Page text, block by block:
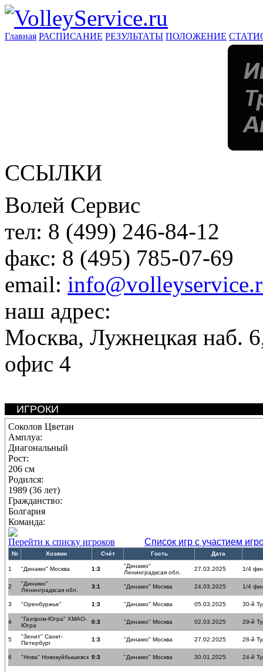
Главная РАСПИСАНИЕ РЕЗУЛЬТАТЫ ПОЛОЖЕНИЕ
ССЫЛКИ
Волей Сервис
тел: 8 (499) 246-84-12
факс: 8 (495) 785-07-69
email:
наш адрес:
Москва, Лужнецкая наб.
офис 4
ИГРОКИ
Соколов Цветан
Амплуа:
Диагональный
Рост:
206 см
Родился:
1989 (36 лет)
Гражданство:
Болгария
Команда:
Перейти к списку игроков
Список игр с участием
№ Хозяин Счёт Гость Дата
1 "Динамо" Москва 1:3
"Динамо"
Ленинградксая обл.
27.03.2025 1/4
2
"Динамо"
Ленинградксая обл.
3:1 "Динамо" Москва 24.03.2025 1/4
3 "Оренбуржье" 1:3 "Динамо" Москва 05.03.2025 30-й
4
"Газпром-Югра" ХМАО-
Югра
0:3 "Динамо" Москва 02.03.2025 29-й
5
"Зенит" Санкт-
Петербург
1:3 "Динамо" Москва 27.02.2025 28-й
6 "Нова" Новокуйбышевск 0:3 "Динамо" Москва 30.01.2025 24-й